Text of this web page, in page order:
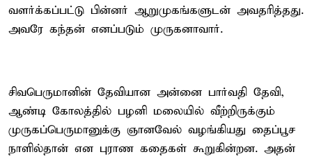
வளர்க்கப்பட்டு பின்னர் ஆறுமுகங்களுடன் அவதரித்தது.
அவரே கந்தன் எனப்படும் முருகனாவார்.
சிவபெருமானின் தேவியான அன்னை பார்வதி தேவி,
ஆண்டி கோலத்தில் பழனி மலையில் வீற்றிருக்கும்
முருகப்பெருமானுக்கு ஞானவேல் வழங்கியது தைப்பூச
நாளில்தான் என புராண கதைகள் கூறுகின்றன. அதன்